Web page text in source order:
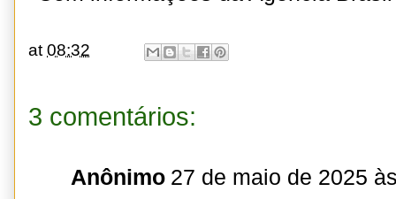
at08:32
3 comentários:
Anônimo 27 de maio de 2025